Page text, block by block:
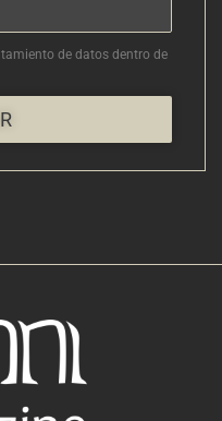
de datos dentro de